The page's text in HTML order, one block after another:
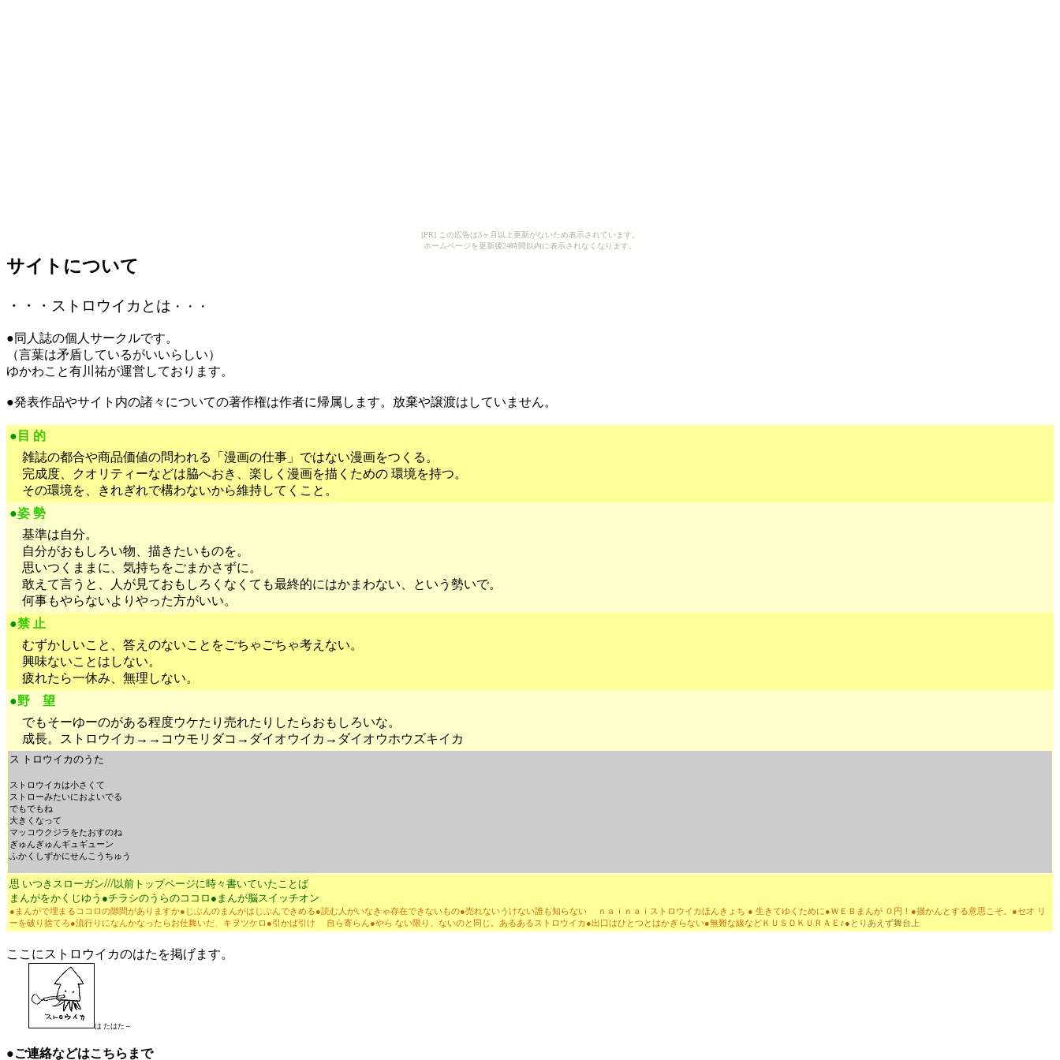
[PR] この広告は3ヶ月以上更新がないため表示されています。
ホームページを更新後24時間以内に表示されなくなります。
サイトについて
・・・ストロウイカとは ・・・
●同人誌の個人サークルです。
（言葉は矛盾しているがいいらしい）
ゆかわこと有川祐が運営しております。
●発表作品やサイト内の諸々についての著作権は作者に帰属します。放棄や譲渡はしていません。
● 目 的
雑誌の都合や商品価値の問われる「漫画の仕事」ではない漫画をつくる。
完成度、クオリティーなどは脇へおき、楽しく漫画を描くための 環境を持つ。
その環境を、きれぎれで構わないから維持してくこと。
●姿 勢
基準は自分。
自分がおもしろい物、描きたいものを。
思いつくままに、気持ちをごまかさずに。
敢えて言うと、人が見ておもしろくなくても最終的にはかまわない、という勢いで。
何事もやらないよりやった方がいい。
●禁 止
むずかしいこと、答えのないことをごちゃごちゃ考えない。
興味ないことはしない。
疲れたら一休み、無理しない。
●野 望
でもそーゆーのがある程度ウケたり売れたりしたらおもしろいな。
成長。ストロウイカ→ →コウモリダコ→ ダイオウイカ→ ダイオウホウズキイカ
ス トロウイカのうた
ストロウイカは小さくて
ストローみたいにおよいでる
でもでもね
大きくなって
マッコウクジラをたおすのね
ぎゅんぎゅんギュギューン
ふかくしずかにせんこうちゅう
思 いつきスローガン///以前トップページに時々書いていたことば
まんがをかくじゆう●チラシのうらのココロ●まんが脳スイッチオン
●まんがで埋まるココロの隙間がありますか●じぶんのまんがはじぶんできめる●読む人がいなきゃ存在できないもの●売れないうけない誰も知らない ｎａｉｎａｉストロウイカほんきょち ● 生きてゆくために●ＷＥＢまんが ０円！ ●描かんとする意思こそ。●セオ リ
ーを破り捨てろ●流行りになんかなったらお仕舞いだ、キヲツケロ●引かば引け 自ら寄らん●やら ない限り、ないのと同じ。あるあるストロウイカ●出口はひとつとはかぎらない●無難な線などＫＵＳＯＫＵＲＡＥ♪●とりあえず舞台上
ここにストロウイカのはたを掲げます。
は たはた～
●ご連絡などはこちらまで